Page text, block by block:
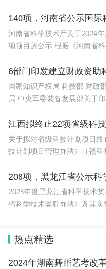
140项，河南省公示国际
河南省科学技术厅关于2024
项项目的公示 根据
国家知识产权局 科技部 财政
局 中央军委装备发展部关于
江西拟终止22项省级科
关于拟对省级科技计划项目
技计划项目管理办法》（赣
208项，黑龙江省公示科
2023年度黑龙江省科学技术
省科学技术奖励办法》及其
热点精选
2024年湖南舞蹈艺考改